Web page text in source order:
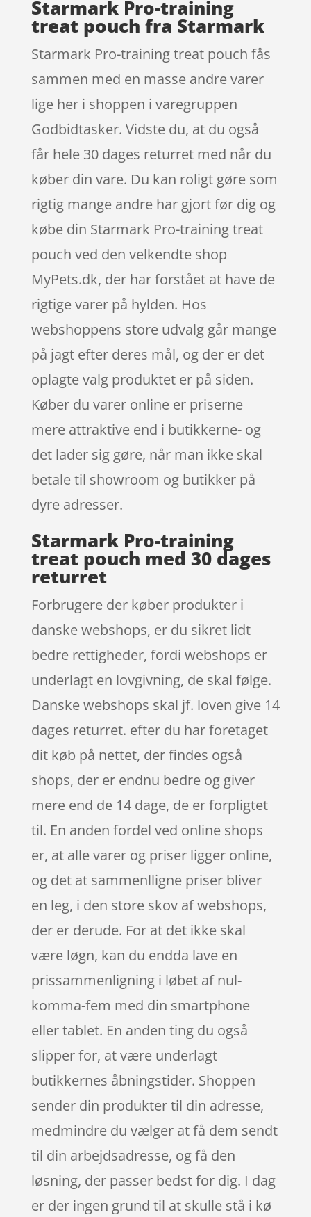
Starmark Pro-training
treat pouch fra Starmark
Starmark Pro-training treat pouch fås
sammen med en masse andre varer
lige her i shoppen i varegruppen
Godbidtasker. Vidste du, at du også
får hele 30 dages returret med når du
køber din vare. Du kan roligt gøre som
rigtig mange andre har gjort før dig og
købe din Starmark Pro-training treat
pouch ved den velkendte shop
MyPets.dk, der har forstået at have de
rigtige varer på hylden. Hos
webshoppens store udvalg går mange
på jagt efter deres mål, og der er det
oplagte valg produktet er på siden.
Køber du varer online er priserne
mere attraktive end i butikkerne- og
det lader sig gøre, når man ikke skal
betale til showroom og butikker på
dyre adresser.
Starmark Pro-training
treat pouch med 30 dages
returret
Forbrugere der køber produkter i
danske webshops, er du sikret lidt
bedre rettigheder, fordi webshops er
underlagt en lovgivning, de skal følge.
Danske webshops skal jf. loven give 14
dages returret. efter du har foretaget
dit køb på nettet, der findes også
shops, der er endnu bedre og giver
mere end de 14 dage, de er forpligtet
til. En anden fordel ved online shops
er, at alle varer og priser ligger online,
og det at sammenlligne priser bliver
en leg, i den store skov af webshops,
der er derude. For at det ikke skal
være løgn, kan du endda lave en
prissammenligning i løbet af nul-
komma-fem med din smartphone
eller tablet. En anden ting du også
slipper for, at være underlagt
butikkernes åbningstider. Shoppen
sender din produkter til din adresse,
medmindre du vælger at få dem sendt
til din arbejdsadresse, og få den
løsning, der passer bedst for dig. I dag
er der ingen grund til at skulle stå i kø